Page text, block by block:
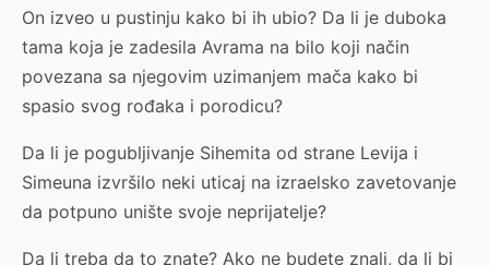
On izveo u pustinju kako bi ih ubio? Da li je duboka
tama koja je zadesila Avrama na bilo koji način
povezana sa njegovim uzimanjem mača kako bi
spasio svog rođaka i porodicu?
Da li je pogubljivanje Sihemita od strane Levija i
Simeuna izvršilo neki uticaj na izraelsko zavetovanje
da potpuno unište svoje neprijatelje?
Da li treba da to znate? Ako ne budete znali, da li bi